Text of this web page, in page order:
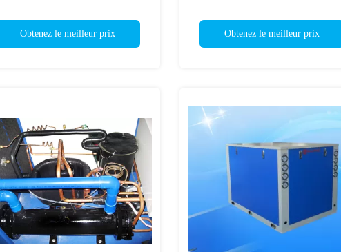
Obtenez le meilleur prix
Obtenez le meilleur prix